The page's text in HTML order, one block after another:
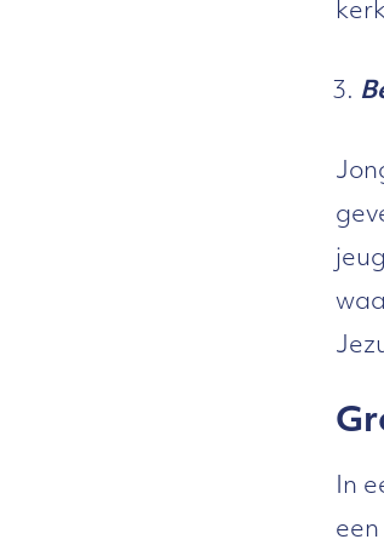
In